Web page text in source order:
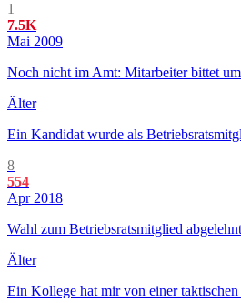
1
7.5K
Mai 2009
Noch nicht im Amt: Mitarbeiter bittet
Älter
Ein Kandidat wurde als
8
554
Apr 2018
Wahl zum Betriebsratsmitglied
Älter
Ein Kollege hat mir von einer